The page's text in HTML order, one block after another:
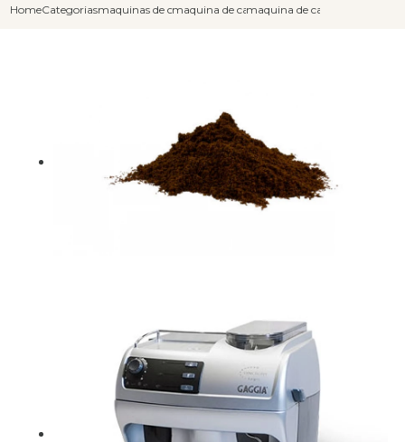
HomeCategoriasmaquinas de cafe expressomaquina de cafe expresso graos
maquina de cafe expresso